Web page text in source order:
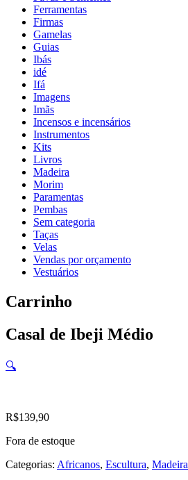
Ferramentas
Firmas
Gamelas
Guias
Ibás
idé
Ifá
Imagens
Imãs
Incensos e incensários
Instrumentos
Kits
Livros
Madeira
Morim
Paramentas
Pembas
Sem categoria
Taças
Velas
Vendas por orçamento
Vestuários
Carrinho
Casal de Ibeji Médio
🔍
R$139,90
Fora de estoque
Categorias: Africanos, Escultura, Madeira